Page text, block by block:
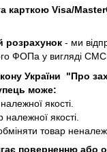
карткою Visa/
розрахунок - ми
ФОПа у вигляді
України "Про
може:
якості.
якості.
товар
поверненню або